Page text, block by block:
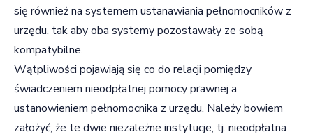
się również na systemem ustanawiania pełnomocników z
urzędu, tak aby oba systemy pozostawały ze sobą
kompatybilne.
Wątpliwości pojawiają się co do relacji pomiędzy
świadczeniem nieodpłatnej pomocy prawnej a
ustanowieniem pełnomocnika z urzędu. Należy bowiem
założyć, że te dwie niezależne instytucje, tj. nieodpłatna